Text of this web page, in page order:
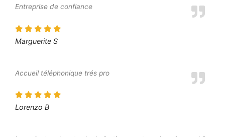
Entreprise de confiance
Marguerite S
Accueil téléphonique trés pro
Lorenzo B